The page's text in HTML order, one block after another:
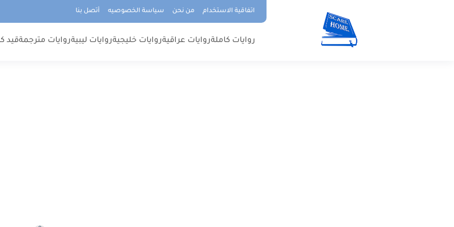
اتفاقية الاستخدام من نحن سياسة الخصوصيه أتصل بنا
روايات كاملةروايات عراقيةروايات خليجيةروايات ليبيةروايات مترجمةقيد